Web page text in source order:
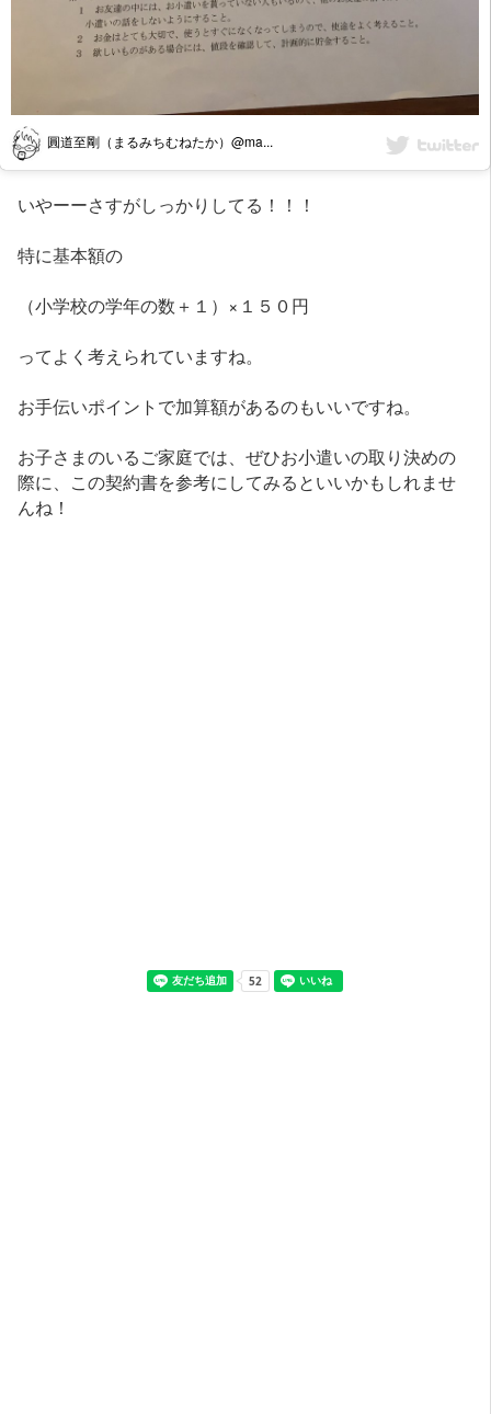
圓道至剛（まるみちむねたか）@ma...
いやーーさすがしっかりしてる！！！
特に基本額の
（小学校の学年の数＋１）×１５０円
ってよく考えられていますね。
お手伝いポイントで加算額があるのもいいですね。
お子さまのいるご家庭では、ぜひお小遣いの取り決めの
際に、この契約書を参考にしてみるといいかもしれませ
んね！